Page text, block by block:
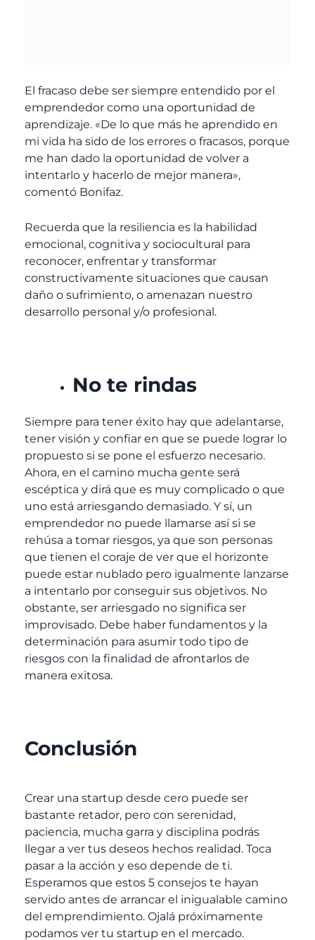
El fracaso debe ser siempre entendido por el
emprendedor como una oportunidad de
aprendizaje. «De lo que más he aprendido en
mi vida ha sido de los errores o fracasos, porque
me han dado la oportunidad de volver a
intentarlo y hacerlo de mejor manera»,
comentó Bonifaz.
Recuerda que la resiliencia es la habilidad
emocional, cognitiva y sociocultural para
reconocer, enfrentar y transformar
constructivamente situaciones que causan
daño o sufrimiento, o amenazan nuestro
desarrollo personal y/o profesional.
No te rindas
Siempre para tener éxito hay que adelantarse,
tener visión y confiar en que se puede lograr lo
propuesto si se pone el esfuerzo necesario.
Ahora, en el camino mucha gente será
escéptica y dirá que es muy complicado o que
uno está arriesgando demasiado. Y sí, un
emprendedor no puede llamarse así si se
rehúsa a tomar riesgos, ya que son personas
que tienen el coraje de ver que el horizonte
puede estar nublado pero igualmente lanzarse
a intentarlo por conseguir sus objetivos. No
obstante, ser arriesgado no significa ser
improvisado. Debe haber fundamentos y la
determinación para asumir todo tipo de
riesgos con la finalidad de afrontarlos de
manera exitosa.
Conclusión
Crear una startup desde cero puede ser
bastante retador, pero con serenidad,
paciencia, mucha garra y disciplina podrás
llegar a ver tus deseos hechos realidad. Toca
pasar a la acción y eso depende de ti.
Esperamos que estos 5 consejos te hayan
servido antes de arrancar el inigualable camino
del emprendimiento. Ojalá próximamente
podamos ver tu startup en el mercado.